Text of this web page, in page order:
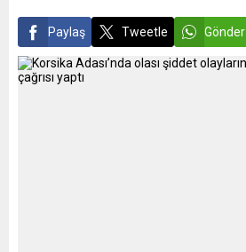
Paylaş Tweetle Gönder